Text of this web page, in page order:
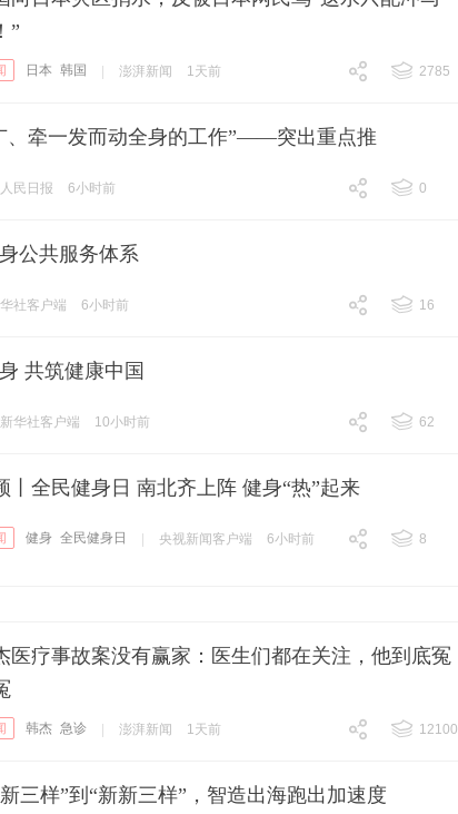
”
日本 韩国 澎湃新闻 1天前
2785
、牵一发而动全身的工作”——突出重点推
人民日报 6小时前
0
公共服务体系
社客户端 6小时前
16
共筑健康中国
新华社客户端 10小时前
62
丨全民健身日 南北齐上阵 健身“热”起来
健身 全民健身日 央视新闻客户端 6小时前
8
医疗事故案没有赢家：医生们都在关注，他到底冤
韩杰 急诊 澎湃新闻 1天前
12100
三样”到“新新三样”，智造出海跑出加速度